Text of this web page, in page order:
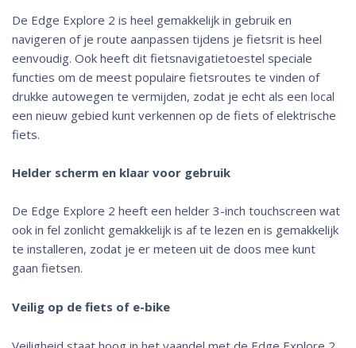
De Edge Explore 2 is heel gemakkelijk in gebruik en
navigeren of je route aanpassen tijdens je fietsrit is heel
eenvoudig. Ook heeft dit fietsnavigatietoestel speciale
functies om de meest populaire fietsroutes te vinden of
drukke autowegen te vermijden, zodat je echt als een local
een nieuw gebied kunt verkennen op de fiets of elektrische
fiets.
Helder scherm en klaar voor gebruik
De Edge Explore 2 heeft een helder 3-inch touchscreen wat
ook in fel zonlicht gemakkelijk is af te lezen en is gemakkelijk
te installeren, zodat je er meteen uit de doos mee kunt
gaan fietsen.
Veilig op de fiets of e-bike